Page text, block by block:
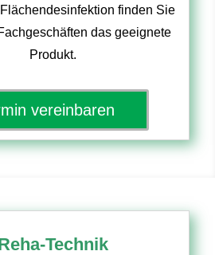
finden Sie
das geeignete
Produkt.
vereinbaren
Technik